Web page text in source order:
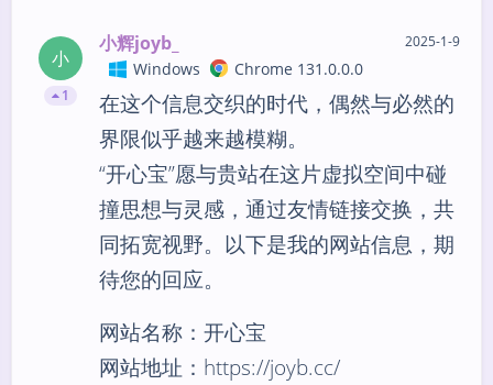
小
1
小辉joyb_
Windows Chrome 131.0.0.0
2025-1-9
在这个信息交织的时代，偶然与必然的
界限似乎越来越模糊。
“开心宝”愿与贵站在这片虚拟空间中碰
撞思想与灵感，通过友情链接交换，共
同拓宽视野。以下是我的网站信息，期
待您的回应。
网站名称：开心宝
网站地址：https://joyb.cc/